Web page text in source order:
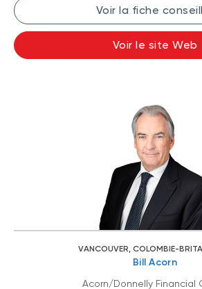
Voir la fiche
Voir le site Web
VANCOUVER, COLOMBIE-
Bill Acorn
Acorn/Donnelly Financial